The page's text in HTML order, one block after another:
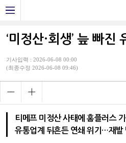
‘미정산·회생’ 늪 빠
기사입력 : 2026-06-08 00:00
(최종수정 2026-06-08 09:46)
티메프 미정산 사태에 홈플러스
유통업계 뒤흔든 연쇄 위기…재발